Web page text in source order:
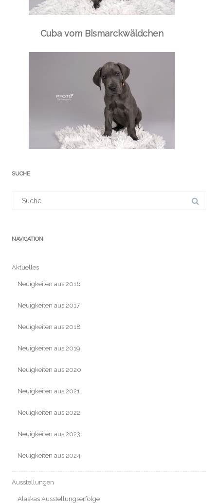
Cuba vom Bismarckwäldchen
SUCHE
NAVIGATION
Aktuelles
Neuigkeiten aus 2016
Neuigkeiten aus 2017
Neuigkeiten aus 2018
Neuigkeiten aus 2019
Neuigkeiten aus 2020
Neuigkeiten aus 2021
Neuigkeiten aus 2022
Neuigkeiten aus 2023
Neuigkeiten aus 2024
Ausstellungen
Alaskas Ausstellungserfolge